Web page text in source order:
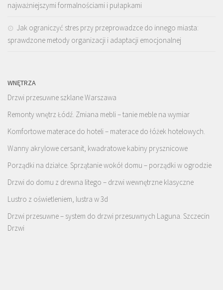
najważniejszymi formalnościami i pułapkami
Jak ograniczyć stres przy przeprowadzce do innego miasta:
sprawdzone metody organizacji i adaptacji emocjonalnej
WNĘTRZA
Drzwi przesuwne szklane Warszawa
Remonty wnętrz Łódź. Zmiana mebli – tanie meble na wymiar
Komfortowe materace do hoteli – materace do łóżek hotelowych.
Wanny akrylowe cersanit, kwadratowe kabiny prysznicowe
Porządki na działce. Sprzątanie wokół domu – porządki w ogrodzie
Drzwi do domu z drewna litego – drzwi wewnętrzne klasyczne
Lustro z oświetleniem, lustra w 3d
Drzwi przesuwne – system do drzwi przesuwnych Laguna. Szczecin
Drzwi